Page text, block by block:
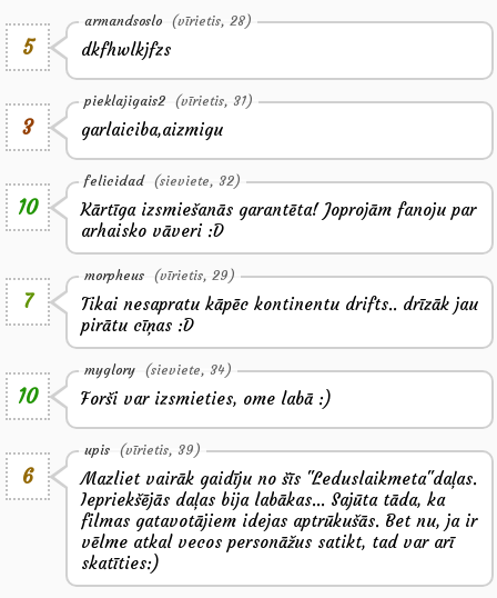
5
armandsoslo (vīrietis, 28)
dkfhwlkjfzs
3
pieklajigais2 (vīrietis, 31)
garlaiciba,aizmigu
10
felicidad (sieviete, 32)
Kārtīga izsmiešanās garantēta! Joprojām fanoju par
arhaisko vāveri :D
7
morpheus (vīrietis, 29)
Tikai nesapratu kāpēc kontinentu drifts.. drīzāk jau
pirātu cīņas :D
10
myglory (sieviete, 34)
Forši var izsmieties, ome labā :)
6
upis (vīrietis, 39)
Mazliet vairāk gaidīju no šīs "Leduslaikmeta"daļas.
Iepriekšējās daļas bija labākas... Sajūta tāda, ka
filmas gatavotājiem idejas aptrūkušās. Bet nu, ja ir
vēlme atkal vecos personāžus satikt, tad var arī
skatīties:)